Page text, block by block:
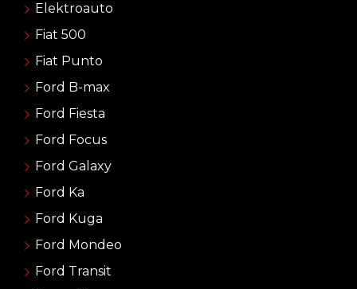
Elektroauto
Fiat 500
Fiat Punto
Ford B-max
Ford Fiesta
Ford Focus
Ford Galaxy
Ford Ka
Ford Kuga
Ford Mondeo
Ford Transit